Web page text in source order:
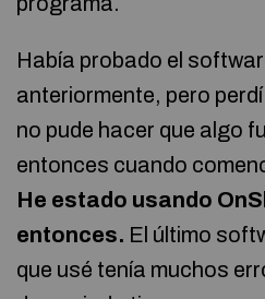
Había probado el
anteriormente, pero
no pude hacer que algo
entonces cuando
He estado usando
entonces. El último
que usé tenía muchos